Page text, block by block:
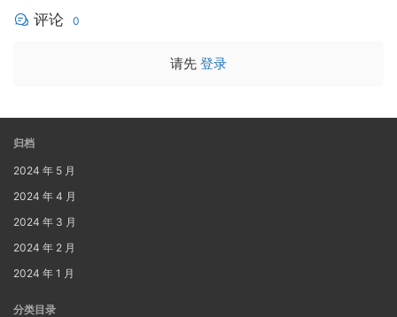
评论 0
请先 登录
归档
2024 年 5 月
2024 年 4 月
2024 年 3 月
2024 年 2 月
2024 年 1 月
分类目录